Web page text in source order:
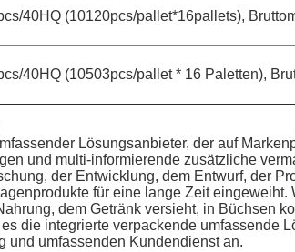
40HQ (10120pcs/pallet*16pallets),
40HQ (10503pcs/pallet * 16 Paletten),
Lösungsanbieter, der auf
und multi-informierende zusätzliche
der Entwicklung, dem Entwurf, der
für eine lange Zeit eingeweiht.
dem Getränk versieht, in Büchsen
die integrierte verpackende umfassende
und umfassenden Kundendienst an.